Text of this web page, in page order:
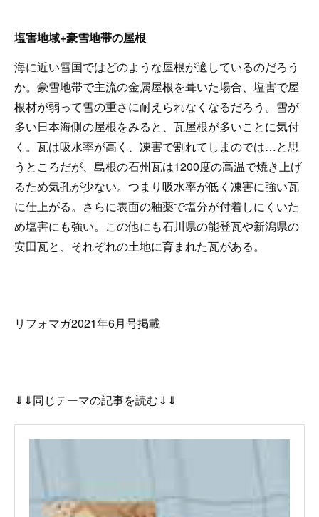
塩害地域+豪雪地帯の屋根
海に近い雪国ではどのような屋根が適しているのだろう
か。豪雪地帯で主流の金属屋根を葺いた場合、塩害で屋
根材が弱って雪の重さに耐えられなくなるだろう。雪が
多い日本海側の屋根をみると、瓦屋根が多いことに気付
く。瓦は吸水率が高く、凍害で割れてしまのでは…と思
うところだが、島根の石州瓦は1200度の高温で焼き上げ
るため気孔が少ない。つまり吸水率が低く凍害に強い瓦
に仕上がる。さらに表面の釉薬で塩分が付着しにくいた
め塩害にも強い。この他にも石川県の能登瓦や新潟県の
安田瓦と、それぞれの土地に育まれた瓦がある。
リフォマガ2021年6月号掲載
⇓⇓同じテーマの記事を読む⇓⇓